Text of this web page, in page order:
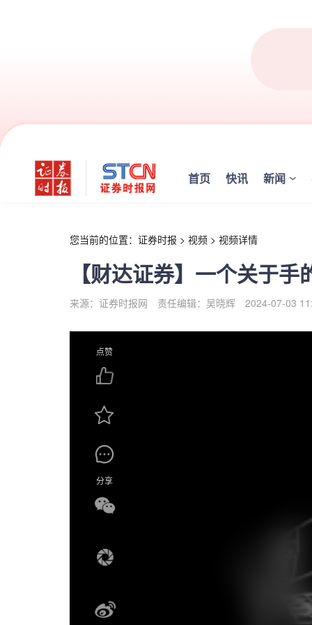
首页 快讯 新闻
您当前的位置： 证券时报 > 视频 > 视频详情
【财达证券】一个关于手
来源：证券时报网 责任编辑：吴晓辉 2024-07-03
点赞
分享